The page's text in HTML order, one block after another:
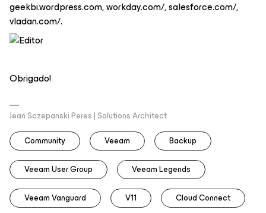
geekbi.wordpress.com, workday.com/, salesforce.com/,
vladan.com/.
Obrigado!
Jean Sczepanski Peres | Solutions Architect
Community
Veeam Backup
Veeam User Group Veeam Legends
Veeam Vanguard V11 Cloud Connect